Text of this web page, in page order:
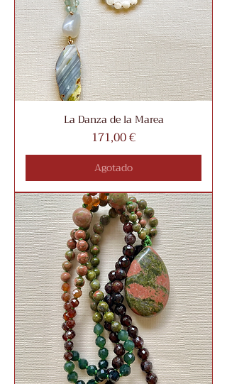
La Danza de la Marea
Precio
171,00 €
Agotado